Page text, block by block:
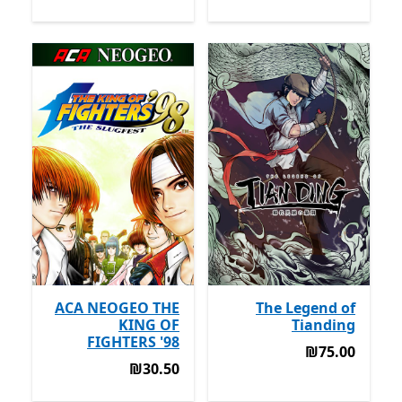
The Legend of
Tianding
‪₪75.00‬
‪₪75.00‬
ACA NEOGEO THE
KING OF
FIGHTERS '98
‪₪30.50‬
‪₪30.50‬